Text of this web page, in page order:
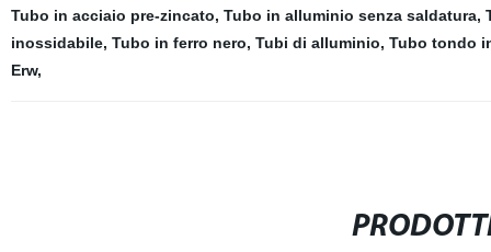
Tubo in acciaio pre-zincato, Tubo in alluminio senza saldatura,
inossidabile, Tubo in ferro nero, Tubi di alluminio, Tubo tondo
Erw,